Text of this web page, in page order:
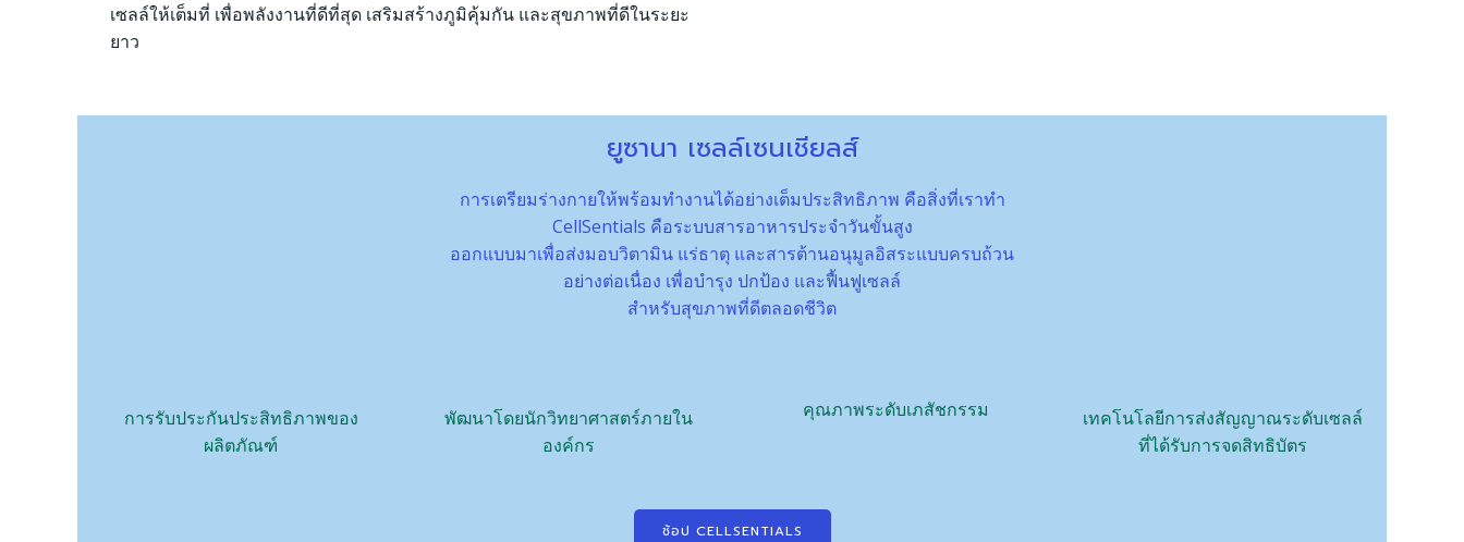
เซลล์ให้เต็มที่ เพื่อพลังงานที่ดีที่สุด เสริมสร้างภูมิคุ้มกัน และสุขภาพที่ดีในระยะ
ยาว
ยูซานา เซลล์เซนเชียลส์
การเตรียมร่างกายให้พร้อมทำงานได้อย่างเต็มประสิทธิภาพ คือสิ่งที่เราทำ
CellSentials คือระบบสารอาหารประจำวันขั้นสูง
ออกแบบมาเพื่อส่งมอบวิตามิน แร่ธาตุ และสารต้านอนุมูลอิสระแบบครบถ้วน
อย่างต่อเนื่อง เพื่อบำรุง ปกป้อง และฟื้นฟูเซลล์
สำหรับสุขภาพที่ดีตลอดชีวิต
การรับประกันประสิทธิภาพของ
ผลิตภัณฑ์
พัฒนาโดยนักวิทยาศาสตร์ภายใน
องค์กร
คุณภาพระดับเภสัชกรรม
เทคโนโลยีการส่งสัญญาณระดับเซลล์
ที่ได้รับการจดสิทธิบัตร
ช้อป CELLSENTIALS